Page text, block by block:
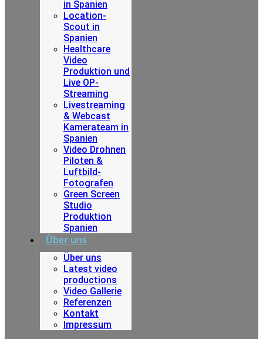
in Spanien
Location-
Scout in
Spanien
Healthcare
Video
Produktion und
Live OP-
Streaming
Livestreaming
& Webcast
Kamerateam in
Spanien
Video Drohnen
Piloten &
Luftbild-
Fotografen
Green Screen
Studio
Produktion
Spanien
Über uns
Über uns
Latest video
productions
Video Gallerie
Referenzen
Kontakt
Impressum